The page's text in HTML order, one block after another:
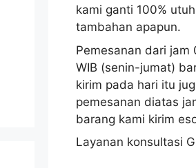
kami ganti 100%
tambahan apapun.
Pemesanan dari jam
WIB (senin-jumat)
kirim pada hari itu
pemesanan diatas
barang kami kirim
Layanan konsultasi